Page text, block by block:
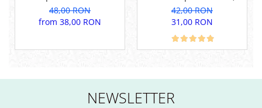
Pergolino. Din lemn de
pin termotratat pentru
48,00 RON
from 38,00 RON
pentru inchidere
perfecta.
42,00 RON
31,00 RON
NEWSLETTER